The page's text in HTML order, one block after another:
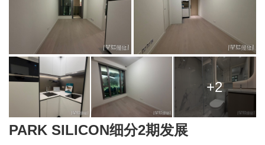
+2
PARK SILICON细分2期发展